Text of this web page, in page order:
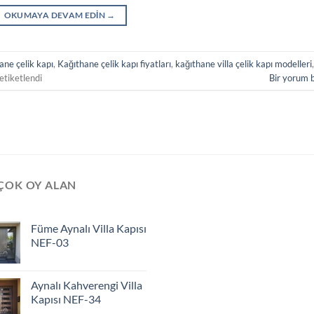
OKUMAYA DEVAM EDIN →
çelik kapı, Kağıthane çelik kapı fiyatları, kağıthane villa çelik kapı modelleri,
Bir yorum
OY ALAN
Füme Aynalı Villa Kapısı
NEF-03
Aynalı Kahverengi Villa
Kapısı NEF-34